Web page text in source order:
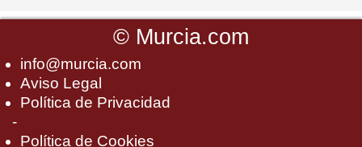
© Murcia.com
info@murcia.com
Aviso Legal
Política de Privacidad
-
Política de Cookies